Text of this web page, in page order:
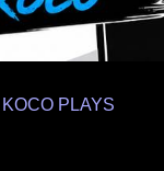
KOCO PLAYS